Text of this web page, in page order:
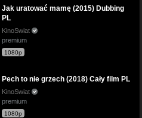
Jak uratować mamę (2015) Dubbing
PL
KinoSwiat
premium
1080p
Pech to nie grzech (2018) Cały film PL
KinoSwiat
premium
1080p